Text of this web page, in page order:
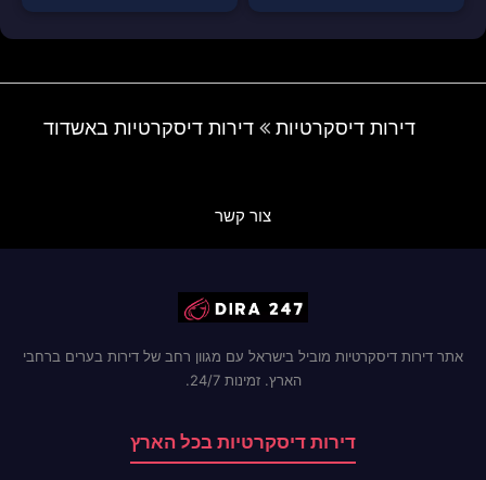
דירות דיסקרטיות דירות דיסקרטיות באשדוד
צור קשר
אתר דירות דיסקרטיות מוביל בישראל עם מגוון רחב של דירות בערים ברחבי
הארץ. זמינות 24/7.
דירות דיסקרטיות בכל הארץ